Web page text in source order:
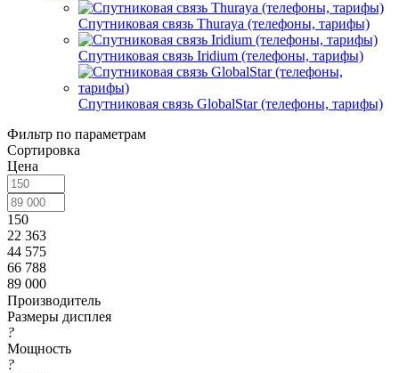
Спутниковая связь Thuraya (телефоны, тарифы)
Спутниковая связь Iridium (телефоны, тарифы)
Спутниковая связь GlobalStar (телефоны, тарифы)
Фильтр по параметрам
Сортировка
Цена
150
22 363
44 575
66 788
89 000
Производитель
Размеры дисплея
?
Мощность
?